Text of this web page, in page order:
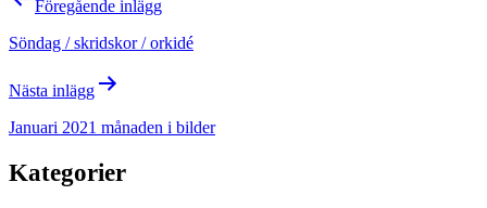
Föregående inlägg
Söndag / skridskor / orkidé
Nästa inlägg
Januari 2021 månaden i bilder
Kategorier